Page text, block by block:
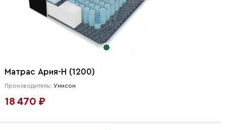
Матрас Ария-Н (1200)
Производитель: Унисон
18 470 ₽